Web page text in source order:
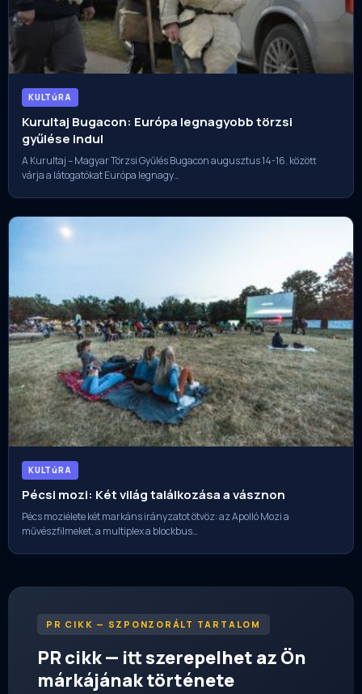
KULTúRA
Kurultaj Bugacon: Európa legnagyobb törzsi
gyűlése indul
A Kurultaj – Magyar Törzsi Gyűlés Bugacon augusztus 14-16. között
várja a látogatókat Európa legnagy…
KULTúRA
Pécsi mozi: Két világ találkozása a vásznon
Pécs moziélete két markáns irányzatot ötvöz: az Apolló Mozi a
művészfilmeket, a multiplex a blockbus…
PR CIKK — SZPONZORÁLT TARTALOM
PR cikk — itt szerepelhet az Ön
márkájának története